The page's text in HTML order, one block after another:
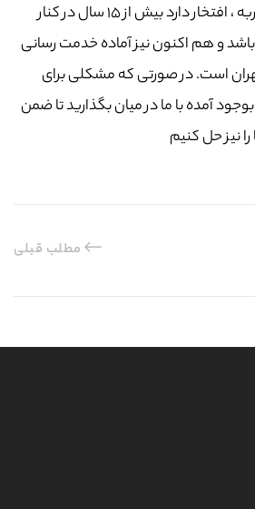
ای و سرویس کاران با تجربه ، افتخار دارد بیش از ۱۵ سال در کنار
و هم اکنون نیز آماده خدمت رسانی
۲۲ گانه تهران است. در صورتی که مشکلی برای
آمده با ما در میان بگذارید تا ضمن
نیز حل کنیم
مطلب قبلی